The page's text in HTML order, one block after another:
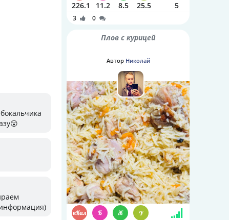
226.1 11.2 8.5 25.5 5
3 0
Плов с курицей
Автор Николай